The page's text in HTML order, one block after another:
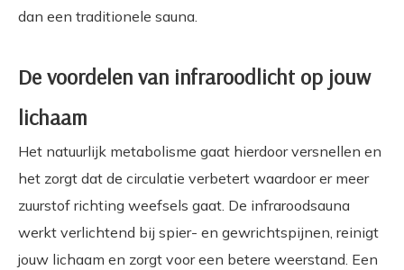
dan een traditionele sauna.
De voordelen van infraroodlicht op jouw
lichaam
Het natuurlijk metabolisme gaat hierdoor versnellen en
het zorgt dat de circulatie verbetert waardoor er meer
zuurstof richting weefsels gaat. De infraroodsauna
werkt verlichtend bij spier- en gewrichtspijnen, reinigt
jouw lichaam en zorgt voor een betere weerstand. Een